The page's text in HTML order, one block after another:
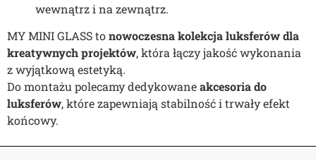
wewnątrz i na zewnątrz.
MY MINI GLASS tonowoczesna kolekcja luksferów dla
kreatywnych projektów, która łączy jakość wykonania
z wyjątkową estetyką.
Do montażu polecamy dedykowaneakcesoria do
luksferów, które zapewniają stabilność i trwały efekt
końcowy.